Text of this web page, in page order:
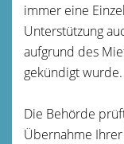
immer eine
Unterstützung
aufgrund des
gekündigt wurde.
Die Behörde
Übernahme